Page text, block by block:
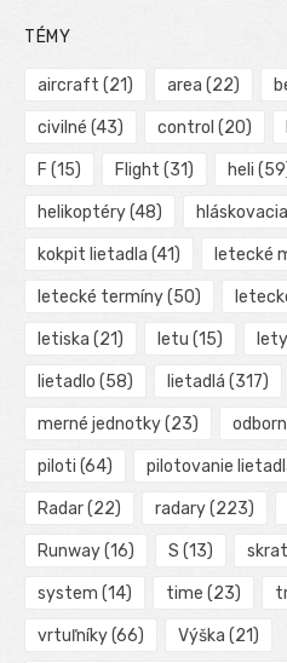
TÉMY
aircraft (21) area (22)
civilné (43) control (20)
F (15) Flight (31) heli
helikoptéry(48)
kokpit lietadla (41) letecké
letecké termíny(50)
letiska (21) letu (15) lety
lietadlo (58) lietadlá (317)
merné jednotky(23)
piloti (64) pilotovanie
Radar(22) radary(223)
Runway(16) S (13)
system (14) time (23)
vrtuľníky(66) Výška (21)